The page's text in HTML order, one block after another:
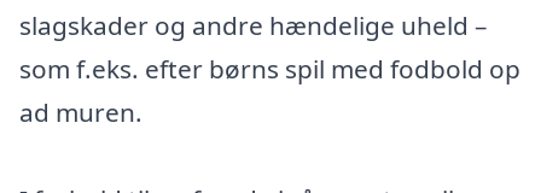
slagskader og andre hændelige uheld –
som f.eks. efter børns spil med fodbold op
ad muren.